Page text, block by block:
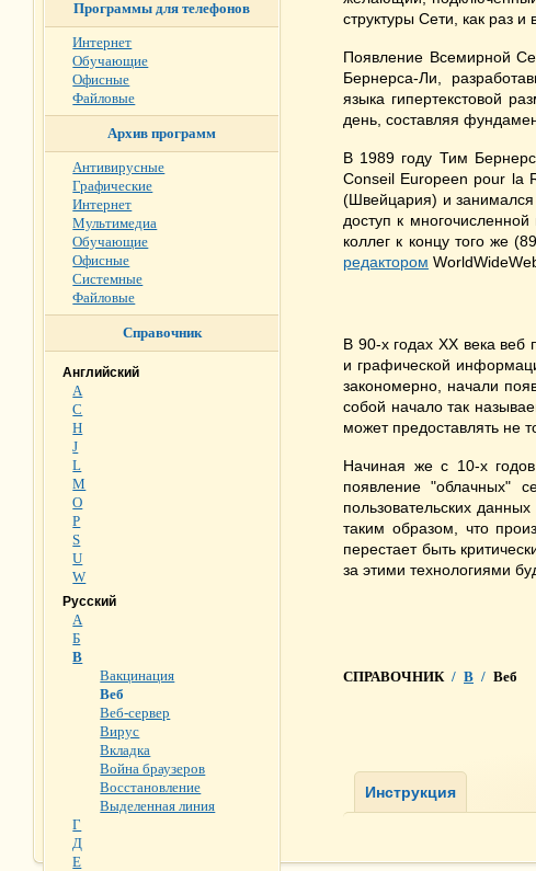
структуры Сети, как раз и
Появление Всемирной
Бернерса-Ли,
языка гипертекстовой
день, составляя
В 1989 году Тим
Conseil Europeen pour la
(Швейцария) и занимался
доступ к
коллег к концу того же
редактором
В 90-х годах ХХ века веб
и графической
закономерно, начали
собой начало так
может предоставлять не
Начиная же с 10-х
появление "облачных"
пользовательских
таким образом, что
перестает быть
за этими технологиями
СПРАВОЧНИК / В / Веб
Программы для телефонов
Интернет
Обучающие
Офисные
Файловые
Архив программ
Антивирусные
Графические
Интернет
Мультимедиа
Обучающие
Офисные
Системные
Файловые
Справочник
Английский
A
C
H
J
L
M
O
P
S
U
W
Русский
А
Б
В
Вакцинация
Веб
Веб-сервер
Вирус
Вкладка
Война браузеров
Восстановление
Выделенная линия
Г
Д
Е